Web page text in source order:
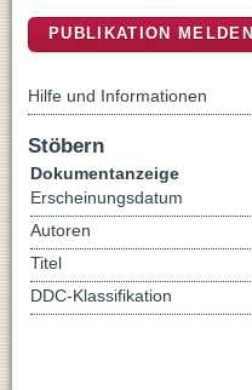
PUBLIKATION MELDEN
Hilfe und Informationen
Stöbern
Dokumentanzeige
Erscheinungsdatum
Autoren
Titel
DDC-Klassifikation